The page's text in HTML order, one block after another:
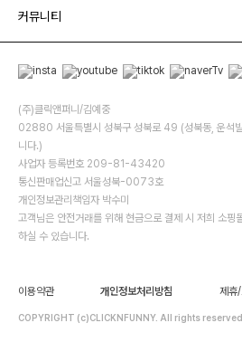
커뮤니티
(주)클릭앤퍼니/김예중
02880 서울특별시 성북구 성북로 49 (성북동, 운석
니다.)
사업자 등록번호 209-81-43420
통신판매업신고 서울성북-0073호
개인정보관리책임자 박수미
고객님은 안전거래를 위해 현금으로 결제 시 저희 소핑
하실 수 있습니다.
이용약관 개인정보처리방침 제휴/
COPYRIGHT (c)CLICKNFUNNY. All rights reserved.